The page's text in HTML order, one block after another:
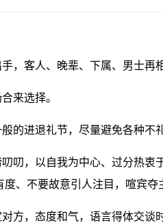
，客人、晚辈、下属、男士再
来选择。
的进退礼节，尽量避免各种不
叨，以自我为中心、过分热
、不要故意引人注目，喧宾夺
方，态度和气，语言得体交谈